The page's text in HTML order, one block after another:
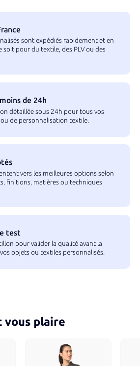
sont expédiés rapidement et en
soit pour du textile, des PLV ou des
de 24h
détaillée sous 24h pour tous vos
de personnalisation textile.
vers les meilleures options selon
finitions, matières ou techniques
test
pour valider la qualité avant la
objets ou textiles personnalisés.
vous plaire